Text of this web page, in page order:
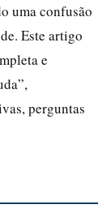
uma confusão
Este artigo
e
perguntas